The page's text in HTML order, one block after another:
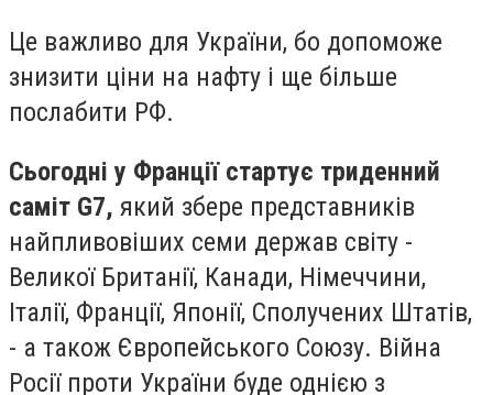
Це важливо для України, бо допоможе
знизити ціни на нафту і ще більше
послабити РФ.
Сьогодні у Франції стартує триденний
саміт G7, який збере представників
найпливовіших семи держав світу -
Великої Британії, Канади, Німеччини,
Італії, Франції, Японії, Сполучених Штатів,
- а також Європейського Союзу. Війна
Росії проти України буде однією з